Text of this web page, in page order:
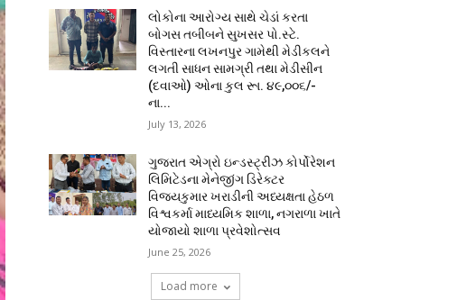
લોકોના આરોગ્ય સાથે ચેડાં કરતા
બોગસ તબીબને સુખસર પો.સ્ટે.
વિસ્તારના લખનપુર ગામેથી મેડીકલને
લગતી સાધન સામગ્રી તથા મેડીસીન
(દવાઓ) ઓના કુલ રૂા. ૪૯,૦૦૬/-
ના...
July 13, 2026
ગુજરાત એગ્રો ઇન્ડસ્ટ્રીઝ કોર્પોરેશન
લિમિટેડના મેનેજીંગ ડિરેક્ટર
વિજયકુમાર ખરાડીની અધ્યક્ષતા હેઠળ
વિશ્વકર્મા માધ્યમિક શાળા, નગરાળા ખાતે
યોજાયો શાળા પ્રવેશોત્સવ
June 25, 2026
Load more